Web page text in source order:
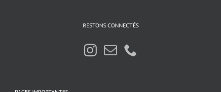
RESTONS CONNECTÉS